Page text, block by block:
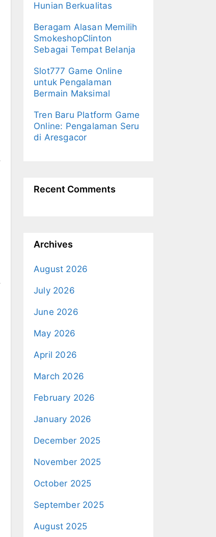
Hunian Berkualitas
Beragam Alasan Memilih
SmokeshopClinton
Sebagai Tempat Belanja
Slot777 Game Online
untuk Pengalaman
Bermain Maksimal
Tren Baru Platform Game
Online: Pengalaman Seru
di Aresgacor
Recent Comments
Archives
August 2026
July 2026
June 2026
May 2026
April 2026
March 2026
February 2026
January 2026
December 2025
November 2025
October 2025
September 2025
August 2025